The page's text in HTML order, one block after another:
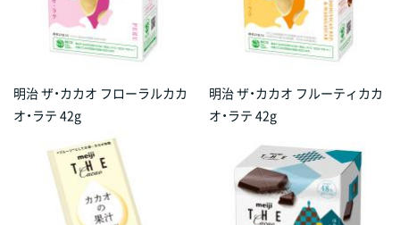
明治 ザ・カカオ フローラルカカ
オ・ラテ 42g
明治 ザ・カカオ フルーティカカ
オ・ラテ 42g